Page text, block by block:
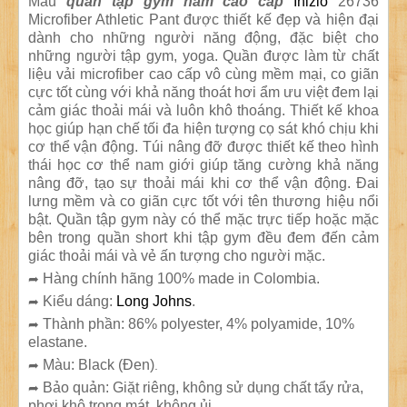
Microfiber Athletic Pant được thiết kế đẹp và hiện đại
dành cho những người năng động, đặc biệt cho
những người tập gym, yoga. Quần được làm từ chất
liệu vải microfiber cao cấp vô cùng mềm mại, co giãn
cực tốt cùng với khả năng thoát hơi ẩm ưu việt đem lại
cảm giác thoải mái và luôn khô thoáng. Thiết kế khoa
học giúp hạn chế tối đa hiện tượng cọ sát khó chịu khi
cơ thể vận động. Túi nâng đỡ được thiết kế theo hình
thái học cơ thể nam giới giúp tăng cường khả năng
nâng đỡ, tạo sự thoải mái khi cơ thể vận động. Đai
lưng mềm và co giãn cực tốt với tên thương hiệu nổi
bật. Quần tập gym này có thể mặc trực tiếp hoặc mặc
bên trong quần short khi tập gym đều đem đến cảm
giác thoải mái và vẻ ấn tượng cho người mặc.
➦ Hàng chính hãng 100% made in Colombia.
➦ Kiểu dáng: Long Johns.
➦ Thành phần: 86% polyester, 4% polyamide, 10%
elastane.
➦ Màu: Black (Đen)
➦ Bảo quản: Giặt riêng, không sử dụng chất tẩy rửa,